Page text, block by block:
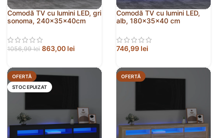
Comodă TV cu lumini LED, gri
sonoma, 240x35x40cm
1056,99lei 863,00 lei
Comodă TV cu lumini LED,
alb, 180x35x40 cm
746,99 lei
OFERTĂ
STOC EPUIZAT
OFERTĂ